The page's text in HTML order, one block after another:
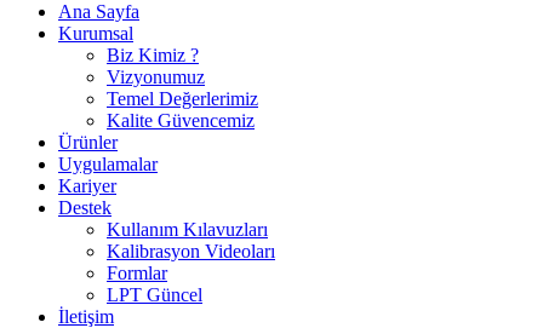
Ana Sayfa
Kurumsal
Biz Kimiz ?
Vizyonumuz
Temel Değerlerimiz
Kalite Güvencemiz
Ürünler
Uygulamalar
Kariyer
Destek
Kullanım Kılavuzları
Kalibrasyon Videoları
Formlar
LPT Güncel
İletişim